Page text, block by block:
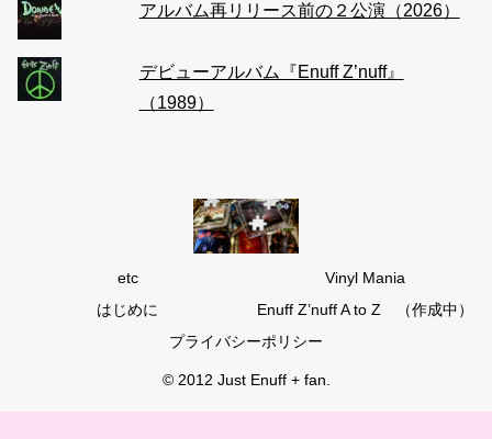
アルバム再リリース前の２公演（2026）
デビューアルバム『Enuff Z’nuff』
（1989）
etc
Vinyl Mania
はじめに
Enuff Z’nuff A to Z （作成中）
プライバシーポリシー
© 2012 Just Enuff + fan.